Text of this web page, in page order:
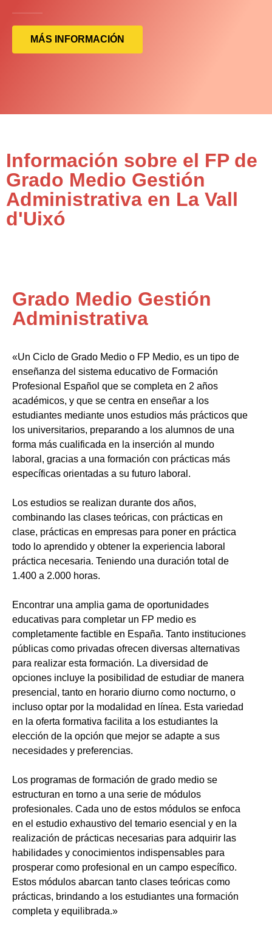
MÁS INFORMACIÓN
Información sobre el FP de
Grado Medio Gestión
Administrativa en La Vall
d'Uixó
Grado Medio Gestión
Administrativa
«Un Ciclo de Grado Medio o FP Medio, es un tipo de
enseñanza del sistema educativo de Formación
Profesional Español que se completa en 2 años
académicos, y que se centra en enseñar a los
estudiantes mediante unos estudios más prácticos que
los universitarios, preparando a los alumnos de una
forma más cualificada en la inserción al mundo
laboral, gracias a una formación con prácticas más
específicas orientadas a su futuro laboral.
Los estudios se realizan durante dos años,
combinando las clases teóricas, con prácticas en
clase, prácticas en empresas para poner en práctica
todo lo aprendido y obtener la experiencia laboral
práctica necesaria. Teniendo una duración total de
1.400 a 2.000 horas.
Encontrar una amplia gama de oportunidades
educativas para completar un FP medio es
completamente factible en España. Tanto instituciones
públicas como privadas ofrecen diversas alternativas
para realizar esta formación. La diversidad de
opciones incluye la posibilidad de estudiar de manera
presencial, tanto en horario diurno como nocturno, o
incluso optar por la modalidad en línea. Esta variedad
en la oferta formativa facilita a los estudiantes la
elección de la opción que mejor se adapte a sus
necesidades y preferencias.
Los programas de formación de grado medio se
estructuran en torno a una serie de módulos
profesionales. Cada uno de estos módulos se enfoca
en el estudio exhaustivo del temario esencial y en la
realización de prácticas necesarias para adquirir las
habilidades y conocimientos indispensables para
prosperar como profesional en un campo específico.
Estos módulos abarcan tanto clases teóricas como
prácticas, brindando a los estudiantes una formación
completa y equilibrada.»